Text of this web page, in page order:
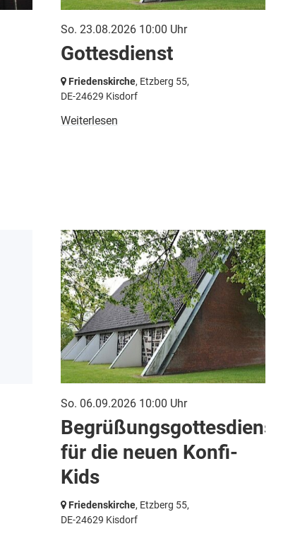
So. 23.08.2026 10:00 Uhr
Gottesdienst
Friedenskirche, Etzberg 55,
DE-24629 Kisdorf
Weiterlesen
So. 06.09.2026 10:00 Uhr
Begrüßungsgottesdienst
für die neuen Konfi-
Kids
Friedenskirche, Etzberg 55,
DE-24629 Kisdorf